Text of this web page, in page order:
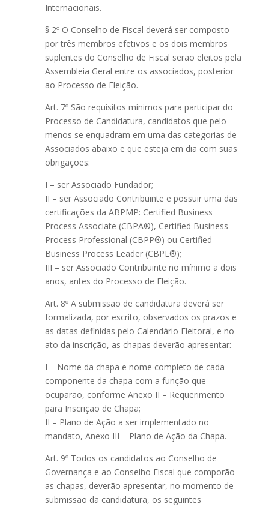
Internacionais.
§ 2º O Conselho de Fiscal deverá ser composto
por três membros efetivos e os dois membros
suplentes do Conselho de Fiscal serão eleitos pela
Assembleia Geral entre os associados, posterior
ao Processo de Eleição.
Art. 7º São requisitos mínimos para participar do
Processo de Candidatura, candidatos que pelo
menos se enquadram em uma das categorias de
Associados abaixo e que esteja em dia com suas
obrigações:
I – ser Associado Fundador;
II – ser Associado Contribuinte e possuir uma das
certificações da ABPMP: Certified Business
Process Associate (CBPA®), Certified Business
Process Professional (CBPP®) ou Certified
Business Process Leader (CBPL®);
III – ser Associado Contribuinte no mínimo a dois
anos, antes do Processo de Eleição.
Art. 8º A submissão de candidatura deverá ser
formalizada, por escrito, observados os prazos e
as datas definidas pelo Calendário Eleitoral, e no
ato da inscrição, as chapas deverão apresentar:
I – Nome da chapa e nome completo de cada
componente da chapa com a função que
ocuparão, conforme Anexo II – Requerimento
para Inscrição de Chapa;
II – Plano de Ação a ser implementado no
mandato, Anexo III – Plano de Ação da Chapa.
Art. 9º Todos os candidatos ao Conselho de
Governança e ao Conselho Fiscal que comporão
as chapas, deverão apresentar, no momento de
submissão da candidatura, os seguintes